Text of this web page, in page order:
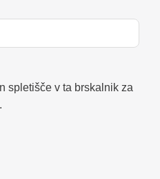
spletišče v ta brskalnik za